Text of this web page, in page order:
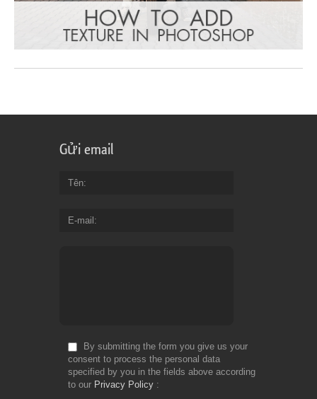
Gửi email
Tên
E-mail
By submitting the form you give us your
consent to process the personal data
specified by you in the fields above according
to our Privacy Policy